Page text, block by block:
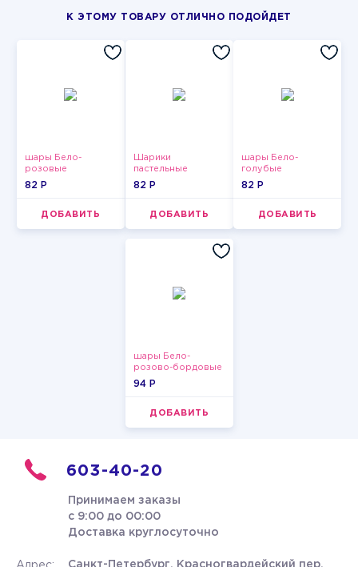
К ЭТОМУ ТОВАРУ ОТЛИЧНО ПОДОЙДЕТ
шары Бело-
розовые
пастельные
82 P
ДОБАВИТЬ
Шарики
пастельные
82 P
ДОБАВИТЬ
шары Бело-
голубые
пастельные
82 P
ДОБАВИТЬ
шары Бело-
розово-бордовые
металлик
94 P
ДОБАВИТЬ
603-40-20
Принимаем заказы
с 9:00 до 00:00
Доставка круглосуточно
Санкт-Петербург, Красногвардейский пер.